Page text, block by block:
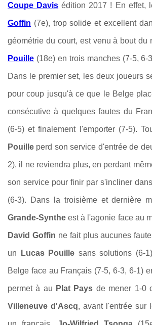
Coupe Davis édition 2017 ! En effet,
Goffin (7e), trop solide et excellent
géométrie du court, est venu à bout du
Pouille (18e) en trois manches (7-5, 6-
Dans le premier set, les deux joueurs
pour coup jusqu'à ce que le Belge
consécutive à quelques fautes du
(6-5) et finalement l'emporter (7-5).
Pouille perd son service d'entrée de
2), il ne reviendra plus, en perdant
son service pour finir par s'incliner
(6-3). Dans la troisième et dernière
Grande-Synthe est à l'agonie face au
David Goffin ne fait plus aucunes
un Lucas Pouille sans solutions (6-
Belge face au Français (7-5, 6-3, 6-1)
permet à au Plat Pays de mener 1-0
Villeneuve d'Ascq, avant l'entrée sur